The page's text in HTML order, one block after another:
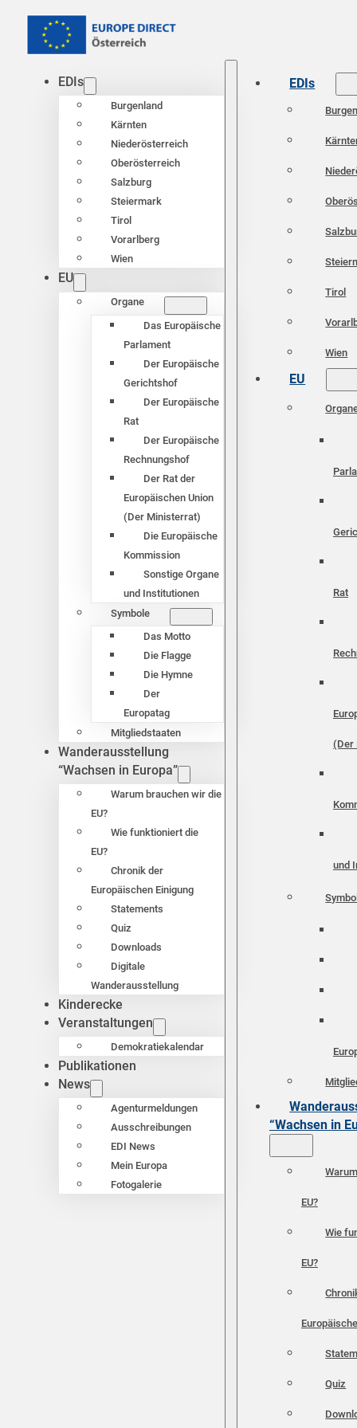
EDIs
Burgenland
Kärnten
Niederösterreich
Oberösterreich
Salzburg
Steiermark
Tirol
Vorarlberg
Wien
EU
Organe
Das Europäische
Parlament
Der Europäische
Gerichtshof
Der Europäische
Rat
Der Europäische
Rechnungshof
Der Rat der
Europäischen Union
(Der Ministerrat)
Die Europäische
Kommission
Sonstige Organe
und Institutionen
Symbole
Das Motto
Die Flagge
Die Hymne
Der
Europatag
Mitgliedstaaten
Wanderausstellung
“Wachsen in Europa”
Warum brauchen wir die
EU?
Wie funktioniert die
EU?
Chronik der
Europäischen Einigung
Statements
Quiz
Downloads
Digitale
Wanderausstellung
Kinderecke
Veranstaltungen
Demokratiekalendar
Publikationen
News
Agenturmeldungen
Ausschreibungen
EDI News
Mein Europa
Fotogalerie
EDIs
Tirol
Wien
EU
Rat
(Der
und
“Wachsen in
EU?
Wie
EU?
Quiz